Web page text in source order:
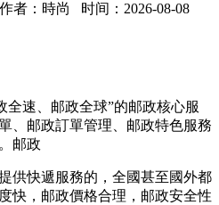
作者：時尚
时间：2026-08-08
全速、邮政全球”的邮政核心服
、邮政訂單管理、邮政特色服務
邮政
供快遞服務的，全國甚至國外都
快，邮政價格合理，邮政安全性